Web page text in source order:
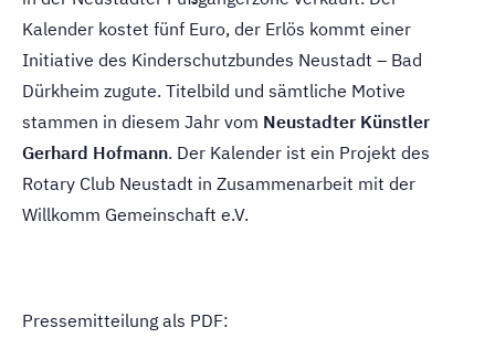
Kalender kostet fünf Euro, der Erlös kommt einer
Initiative des Kinderschutzbundes Neustadt – Bad
Dürkheim zugute. Titelbild und sämtliche Motive
stammen in diesem Jahr vom Neustadter Künstler
Gerhard Hofmann. Der Kalender ist ein Projekt des
Rotary Club Neustadt in Zusammenarbeit mit der
Willkomm Gemeinschaft e.V.
Pressemitteilung als PDF: